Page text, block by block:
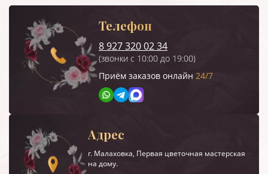
Телефон
8 927 320 02 34
(звонки с 10:00 до 19:00)
Приём заказов онлайн 24/7
Адрес
г. Малаховка, Первая цветочная мастерская
на дому.